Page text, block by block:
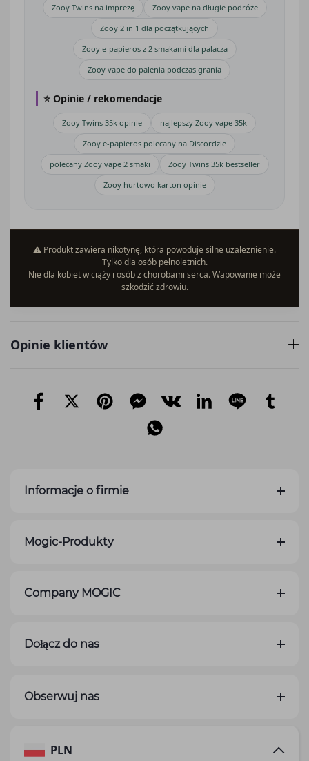
Zooy Twins na imprezę
Zooy vape na długie podróże
Zooy 2 in 1 dla początkujących
Zooy e-papieros z 2 smakami dla palacza
Zooy vape do palenia podczas grania
⭐ Opinie / rekomendacje
Zooy Twins 35k opinie
najlepszy Zooy vape 35k
Zooy e-papieros polecany na Discordzie
polecany Zooy vape 2 smaki
Zooy Twins 35k bestseller
Zooy hurtowo karton opinie
⚠️ Produkt zawiera nikotynę, która powoduje silne uzależnienie.
Tylko dla osób pełnoletnich.
Nie dla kobiet w ciąży i osób z chorobami serca. Wapowanie może
szkodzić zdrowiu.
Opinie klientów
Informacje o firmie
Mogic-Produkty
Company MOGIC
Dołącz do nas
Obserwuj nas
PLN